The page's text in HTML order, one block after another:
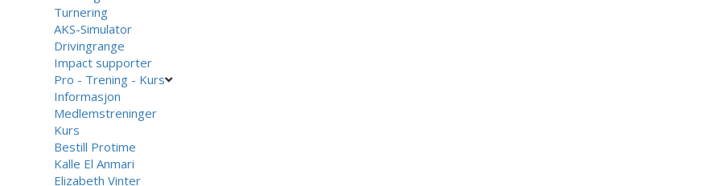
Turnering
AKS-Simulator
Drivingrange
Impact supporter
Pro - Trening - Kurs
Informasjon
Medlemstreninger
Kurs
Bestill Protime
Kalle El Anmari
Elizabeth Vinter